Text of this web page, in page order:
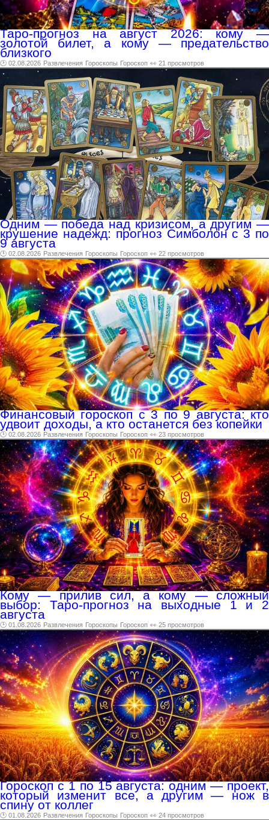
Таро-прогноз на август 2026: кому —
золотой билет, а кому — предательство
близкого
🕑 02.08.2026 Развлечения Гороскопы Гороскоп 👀 21 просмотров
Одним — победа над кризисом, а другим —
крушение надежд: прогноз Симболон с 3 по
9 августа
🕑 02.08.2026 Развлечения Гороскопы Гороскоп 👀 22 просмотров
Финансовый гороскоп с 3 по 9 августа: кто
удвоит доходы, а кто останется без копейки
🕑 02.08.2026 Развлечения Гороскопы Гороскоп 👀 23 просмотров
Кому — прилив сил, а кому — сложный
выбор: Таро-прогноз на выходные 1 и 2
августа
🕑 01.08.2026 Развлечения Гороскопы Гороскоп 👀 25 просмотров
Гороскоп с 1 по 15 августа: одним — проект,
который изменит все, а другим — нож в
спину от коллег
🕑 01.08.2026 Развлечения Гороскопы Гороскоп 👀 24 просмотров